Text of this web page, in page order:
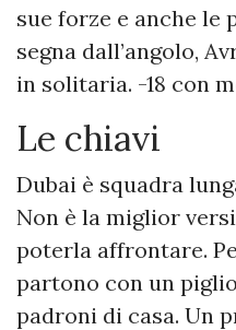
sue forze e anche le
segna dall’angolo,
in solitaria. -18 con
Le chiavi
Dubai è squadra
Non è la miglior
poterla affrontare.
partono con un
padroni di casa. Un